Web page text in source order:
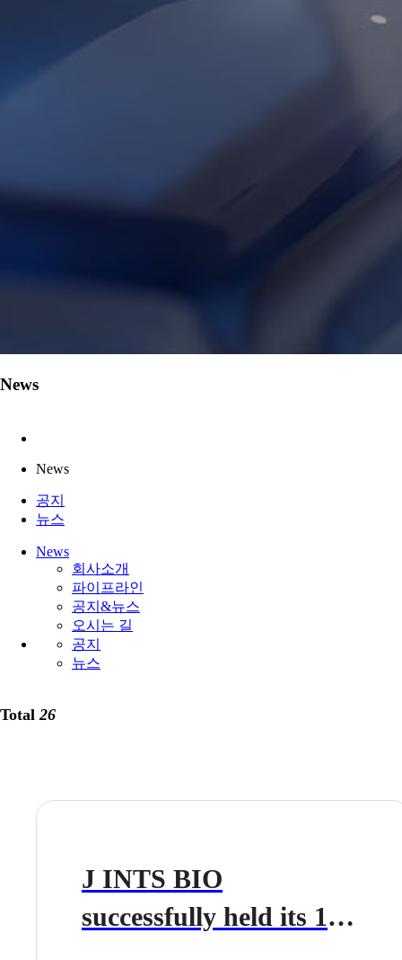
News
News
공지
뉴스
News
회사소개
파이프라인
공지&뉴스
오시는 길
공지
뉴스
Total 26
J INTS BIO
successfully held its 1st